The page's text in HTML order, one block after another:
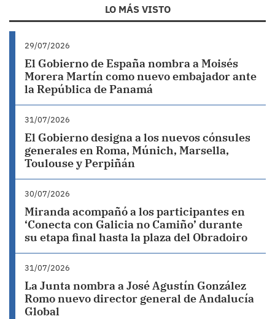
LO MÁS VISTO
29/07/2026
El Gobierno de España nombra a Moisés
Morera Martín como nuevo embajador ante
la República de Panamá
31/07/2026
El Gobierno designa a los nuevos cónsules
generales en Roma, Múnich, Marsella,
Toulouse y Perpiñán
30/07/2026
Miranda acompañó a los participantes en
‘Conecta con Galicia no Camiño’ durante
su etapa final hasta la plaza del Obradoiro
31/07/2026
La Junta nombra a José Agustín González
Romo nuevo director general de Andalucía
Global